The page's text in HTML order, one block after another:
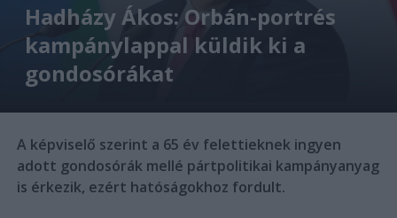
Hadházy Ákos: Orbán-portrés
kampánylappal küldik ki a
gondosórákat
A képviselő szerint a 65 év felettieknek ingyen
adott gondosórák mellé pártpolitikai kampányanyag
is érkezik, ezért hatóságokhoz fordult.